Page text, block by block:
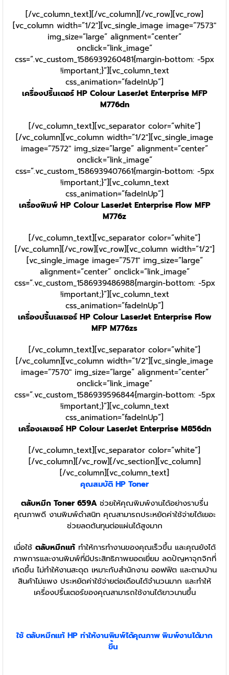
[/vc_column_text][/vc_column][/vc_row][vc_row]
[vc_column width=”1/2″][vc_single_image image=”7573″
img_size=”large” alignment=”center”
onclick=”link_image”
css=”.vc_custom_1586939260481{margin-bottom: -5px
!important;}”][vc_column_text
css_animation=”fadeInUp”]
เครื่องปริ้นเตอร์ HP Colour LaserJet Enterprise MFP
M776dn
[/vc_column_text][vc_separator color=”white”]
[/vc_column][vc_column width=”1/2″][vc_single_image
image=”7572″ img_size=”large” alignment=”center”
onclick=”link_image”
css=”.vc_custom_1586939407661{margin-bottom: -5px
!important;}”][vc_column_text
css_animation=”fadeInUp”]
เครื่องพิมพ์ HP Colour LaserJet Enterprise Flow MFP
M776z
[/vc_column_text][vc_separator color=”white”]
[/vc_column][/vc_row][vc_row][vc_column width=”1/2″]
[vc_single_image image=”7571″ img_size=”large”
alignment=”center” onclick=”link_image”
css=”.vc_custom_1586939486988{margin-bottom: -5px
!important;}”][vc_column_text
css_animation=”fadeInUp”]
เครื่องปริ้นเลเซอร์ HP Colour LaserJet Enterprise Flow
MFP M776zs
[/vc_column_text][vc_separator color=”white”]
[/vc_column][vc_column width=”1/2″][vc_single_image
image=”7570″ img_size=”large” alignment=”center”
onclick=”link_image”
css=”.vc_custom_1586939596844{margin-bottom: -5px
!important;}”][vc_column_text
css_animation=”fadeInUp”]
เครื่องเลเซอร์ HP Colour LaserJet Enterprise M856dn
[/vc_column_text][vc_separator color=”white”]
[/vc_column][/vc_row][/vc_section][vc_column]
[/vc_column][vc_column_text]
คุณสมบัติ HP Toner
ตลับหมึก Toner 659A ช่วยให้คุณพิมพ์งานได้อย่างราบรื่น
คุณภาพดี งานพิมพ์ดำสนิท คุณสามารถประหยัดค่าใช้จ่ายได้เยอะ
ช่วยลดต้นทุนต่อแผ่นได้สูงมาก
เมื่อใช้ ตลับหมึกแท้ทำให้การทำงานของคุณเร็วขึ้น และคุณยังได้
ภาพการและงานพิมพ์ที่มีประสิทธิภาพยอดเยี่ยม ลดปัญหาจุกจิกที่
เกิดขึ้น ไม่ทำให้งานสะดุด เหมาะกับสำนักงาน ออฟฟิต และตามบ้าน
สินค้าไม่แพง ประหยัดค่าใช้จ่ายต่อเดือนได้จำนวนมาก และทำให้
เครื่องปริ้นเตอร์ของคุณสามารถใช้งานได้ยาวนานขึ้น
ใช้ ตลับหมึกแท้ HP ทำให้งานพิมพ์ได้คุณภาพ พิมพ์งานได้มาก
ขึ้น